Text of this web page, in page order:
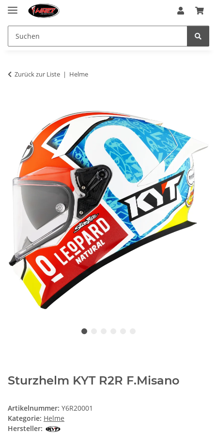
Zurück zur Liste Helme
Sturzhelm KYT R2R F.Misano
Artikelnummer: Y6R20001
Kategorie: Helme
Hersteller: